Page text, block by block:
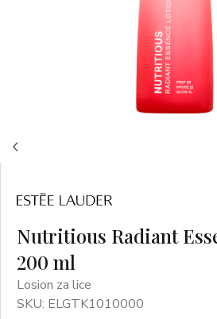
Nutritious Radiant
200 ml
Losion za lice
SKU: ELGTK1010000